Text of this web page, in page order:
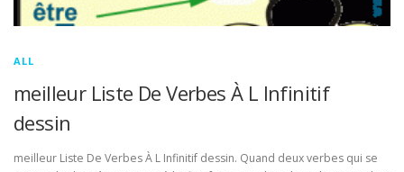
ALL
meilleur Liste De Verbes À L Infinitif
dessin
meilleur Liste De Verbes À L Infinitif dessin. Quand deux verbes qui se